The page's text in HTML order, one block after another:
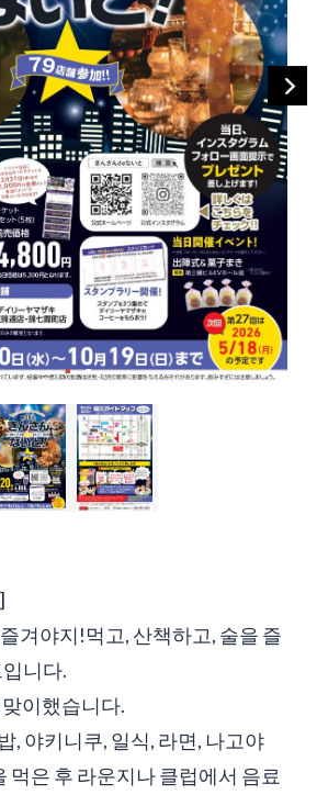
겨야지!먹고, 산책하고, 술을 즐
니다.
이했습니다.
, 야키니쿠, 일식, 라면, 나고야
먹은 후 라운지나 클럽에서 음료